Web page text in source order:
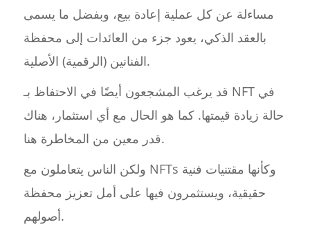
مساءلة عن كل عملية إعادة بيع، وبفضل ما يسمى
بالعقد الذكي، يعود جزء من العائدات إلى محفظة
الفنانين (الرقمية) الأصلية.
قد يرغب المشجعون أيضًا في الاحتفاظ بـ NFT في
حالة زيادة قيمتها. كما هو الحال مع أي استثمار، هناك
قدر معين من المخاطرة هنا.
ولكن الناس يتعاملون مع NFTs وكأنها مقتنيات فنية
حقيقية، ويستثمرون فيها على أمل تعزيز محفظة
أصولهم.